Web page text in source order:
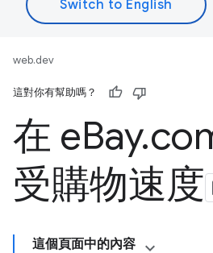
web.dev
這對你有幫助嗎？
在 eBay.
受購物速度
這個頁面中的內容